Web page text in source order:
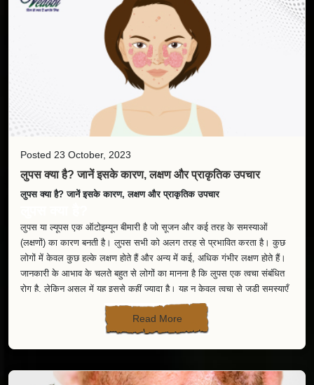
1. अभ्यंग: आयुर्वेद का सबसे प्रभावी रहस्य
अभ्यंग यानी तेल से शरीर की मालिश। सर्दियों में प्रतिदिन या सप्ताह में कम से कम 3–
4 बार गुनगुने तिल तेल या नारियल तेल से मालिश करें।
त्वचा कोमल और चमकदार
2.घृत प्रयोग: त्वचा के लिए अमृत
शुद्ध देसी घी को आयुर्वेद में सर्वोत्तम स्निग्ध पदार्थ माना गया है। रात में सोने से पहले
चेहरे, होंठ, हाथों और एड़ियों पर हल्का सा घी लगाएँ।
लाभ:
फटी त्वचा में शीघ्र लाभ
दीर्घकालिक नमी
3.एलोवेरा और गुलाब जल का लेप
एलोवेरा त्वचा को ठंडक देता है, जबकि गुलाब जल उसे संतुलित करता है। दोनों को
मिलाकर चेहरे पर 15–20 मिनट लगाएँ।
जलन व रूखापन कम होता है
आयुर्वेद कहता है— “जैसा आहार, वैसी त्वचा”। सर्दियों में रूखी त्वचा से बचने के लिए
Posted 23 October, 2023
लुपस क्या है? जानें इसके कारण, लक्षण और प्राकृतिक उपचार
लुपस क्या है? जानें इसके कारण, लक्षण और प्राकृतिक उपचार
लुपस या ल्यूपस एक ऑटोइम्यून बीमारी है जो सूजन और कई तरह के समस्याओं
(लक्षणों) का कारण बनती है। लुपस सभी को अलग तरह से प्रभावित करता है। कुछ
लोगों में केवल कुछ हल्के लक्षण होते हैं और अन्य में कई, अधिक गंभीर लक्षण होते हैं।
जानकारी के आभाव के चलते बहुत से लोगों का मानना है कि लुपस एक त्वचा संबंधित
रोग है, लेकिन असल में यह इससे कहीं ज्यादा है। यह न केवल त्वचा से जुड़ी समस्याएँ
खड़ी करती है बल्कि इसकी वजह से कई अंदुरुनी अंग भी प्रभावित होते हैं। इसकी
वजह से जोड़ों से जुड़ी समस्याए, किडनी, फेफड़े, रक्त कोशिकाएं, मस्तिष्क और हृदय
संबंधित समस्याएँ हो सकती है। लुपस से निदान पाना काफी मुश्किल होता है, हाँ लेकिन
समय से इसके लक्षणों की पहचान कर इससे होने वाली समस्याओं से बचा जा सकता
Read More